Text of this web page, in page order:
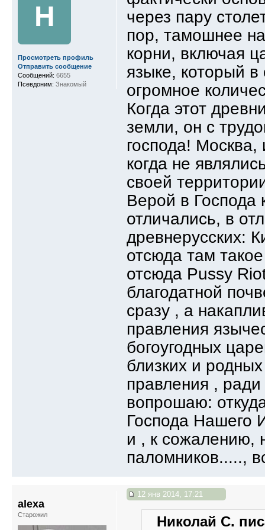
через пару
пор, тамошнее
корни, включая
языке, который
огромное
Когда этот
земли, он с
господа!
когда не
своей
Верой в Господа
отличались, в
древнерусских:
отсюда там
отсюда Pussy
благодатной
сразу , а
правления
богоугодных
близких и
правления ,
вопрошаю:
Господа
и , к сожалению,
паломников.....,
Н
Просмотреть профиль
Отправить сообщение
Сообщений: 6655
Псевдоним: Знакомый
12 янв 2014, 17:21
Николай С.
alexa
Старожил